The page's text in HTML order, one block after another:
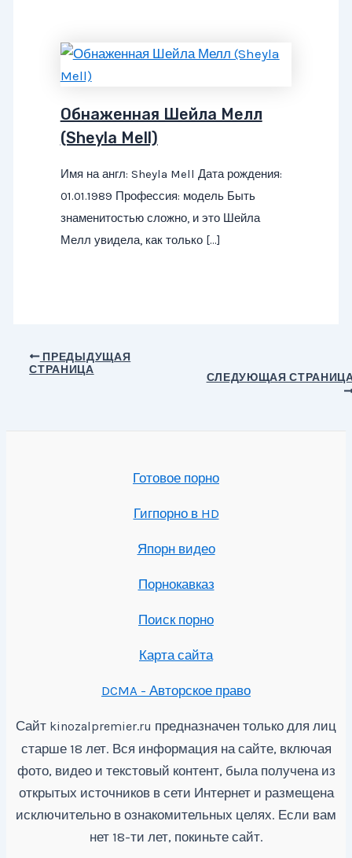
Обнаженная Шейла Мелл
(Sheyla Mell)
Имя на англ: Sheyla Mell Дата рождения:
01.01.1989 Профессия: модель Быть
знаменитостью сложно, и это Шейла
Мелл увидела, как только […]
Навигация
ПРЕДЫДУЩАЯ
СТРАНИЦА
СЛЕДУЮЩАЯ
Готовое порно
Гигпорно в HD
Япорн видео
Порнокавказ
Поиск порно
Карта сайта
DCMA - Авторское право
Сайт kinozalpremier.ru предназначен только для лиц
старше 18 лет. Вся информация на сайте, включая
фото, видео и текстовый контент, была получена из
открытых источников в сети Интернет и размещена
исключительно в ознакомительных целях. Если вам
нет 18-ти лет, покиньте сайт.